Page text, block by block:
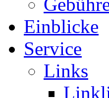
Einblicke
Service
Links